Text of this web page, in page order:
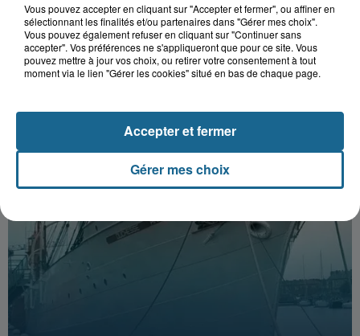
NOS AUTRES PODCASTS
Vous pouvez accepter en cliquant sur "Accepter et fermer", ou affiner en
sélectionnant les finalités et/ou partenaires dans "Gérer mes choix".
Vous pouvez également refuser en cliquant sur "Continuer sans
accepter". Vos préférences ne s'appliqueront que pour ce site. Vous
pouvez mettre à jour vos choix, ou retirer votre consentement à tout
moment via le lien "Gérer les cookies" situé en bas de chaque page.
Gérer mes choix
Accepter et fermer